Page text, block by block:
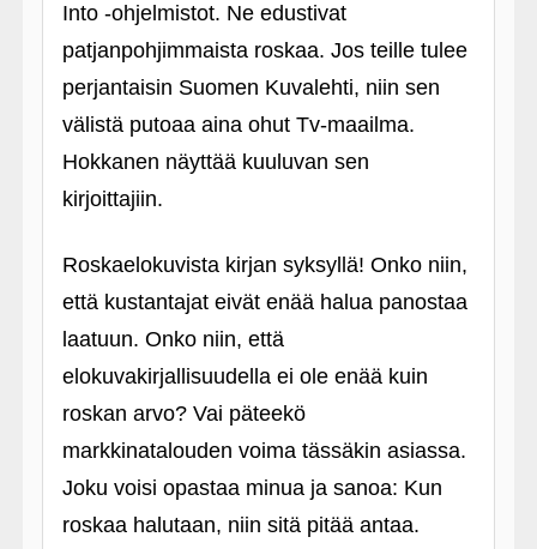
Into ‑ohjelmistot. Ne edustivat
patjanpohjimmaista roskaa. Jos teille tulee
perjantaisin Suomen Kuvalehti, niin sen
välistä putoaa aina ohut Tv-maailma.
Hokkanen näyttää kuuluvan sen
kirjoittajiin.
Roskaelokuvista kirjan syksyllä! Onko niin,
että kustantajat eivät enää halua panostaa
laatuun. Onko niin, että
elokuvakirjallisuudella ei ole enää kuin
roskan arvo? Vai päteekö
markkinatalouden voima tässäkin asiassa.
Joku voisi opastaa minua ja sanoa: Kun
roskaa halutaan, niin sitä pitää antaa.